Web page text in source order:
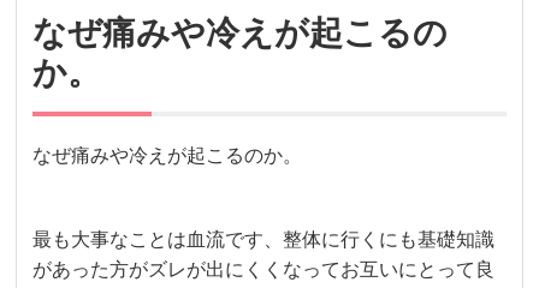
なぜ痛みや冷えが起こるの
か。
なぜ痛みや冷えが起こるのか。
最も大事なことは血流です、整体に行くにも基礎知識
があった方がズレが出にくくなってお互いにとって良